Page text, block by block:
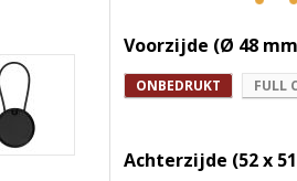
Voorzijde (Ø 48
ONBEDRUKT FULL
Achterzijde (52 x